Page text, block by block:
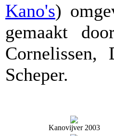
Kano's)
gemaakt
Scheper.
Kanovijver 2003